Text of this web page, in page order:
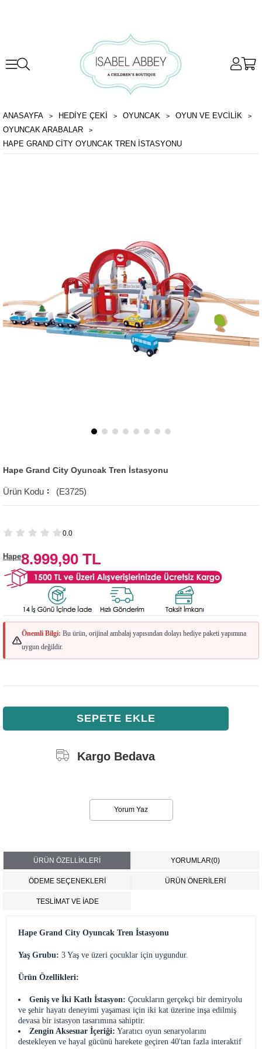
ANASAYFA HEDİYE ÇEKİ OYUNCAK
OYUN VE EVCILIK
OYUNCAK ARABALAR
HAPE GRAND CITY OYUNCAK TREN İSTASYONU
Hape Grand City Oyuncak Tren İstasyonu
(E3725)
0.0
Hape8.999,90 TL
Önemli Bilgi: Bu ürün, orijinal ambalaj yapısından dolayı hediye paketi yapımına
uygun değildir.
Kargo Bedava
Yorum Yaz
ÜRÜN ÖZELLIKLERI YORUMLAR(0)
ÖDEME SEÇENEKLERI ÜRÜN ÖNERILERI
TESLİMAT VE İADE
Hape Grand City Oyuncak Tren İstasyonu
Yaş Grubu: 3 Yaş ve üzeri çocuklar için uygundur.
Ürün Özellikleri:
Geniş ve İki Katlı İstasyon: Çocukların gerçekçi bir demiryolu
ve şehir hayatı deneyimi yaşaması için iki kat üzerine inşa edilmiş
devasa bir istasyon tasarımına sahiptir.
Zengin Aksesuar İçeriği: Yaratıcı oyun senaryolarını
destekleyen ve hayal gücünü harekete geçiren 40'tan fazla interaktif